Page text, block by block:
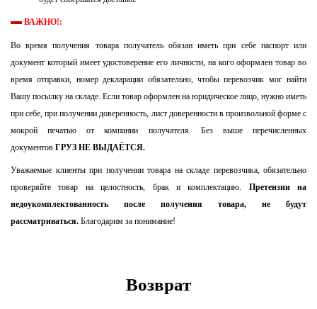
ВАЖНО!:
Во время получения товара получатель обязан иметь при себе паспорт или
документ который имеет удостоверение его личности, на кого оформлен товар во
время отправки, номер декларации обязательно, чтобы перевозчик мог найти
Вашу посылку на складе. Если товар оформлен на юридическое лицо, нужно иметь
при себе, при получении доверенность, лист доверенности в произвольной форме с
мокрой печатью от компании получателя. Без выше перечисленных
документов ГРУЗ НЕ ВЫДАЁТСЯ.
Уважаемые клиенты при получении товара на складе перевозчика, обязательно
проверяйте товар на целостность, брак и комплектацию.
Претензии на
недоукомплектованность после получения товара, не будут
рассматриваться. Благодарим за понимание!
Возврат